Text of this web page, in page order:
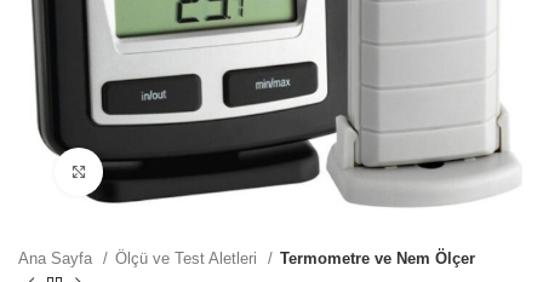
Büyütmek için tıklayın
Ana Sayfa Ölçü ve Test Aletleri Termometre ve Nem Ölçer